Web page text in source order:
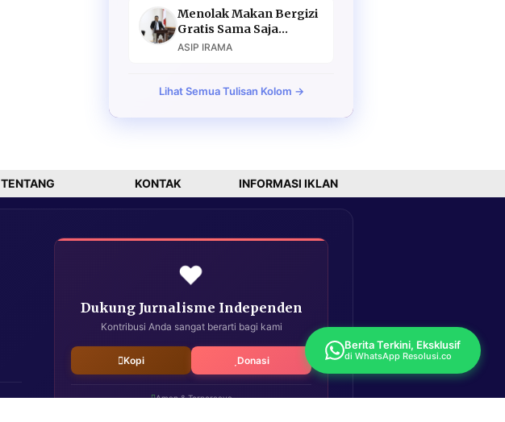
Menolak Makan Bergizi
Gratis Sama Saja
Menolak Masa Depan
ASIP IRAMA
Lihat Semua Tulisan Kolom →
TENTANG KONTAK INFORMASI IKLAN
❤️
Dukung Jurnalisme Independen
Kontribusi Anda sangat berarti bagi kami
Kopi Donasi
Aman & Terpercaya
Berita Terkini, Eksklusif
di WhatsApp Resolusi.co